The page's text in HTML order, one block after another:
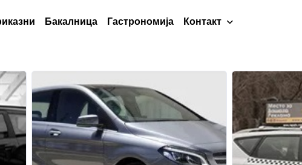
Бакалница Гастрономија Контакт